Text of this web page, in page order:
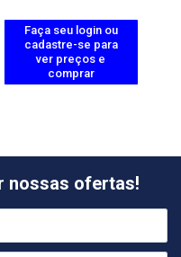
Faça seu login ou
cadastre-se para
ver preços e
comprar
nossas ofertas!